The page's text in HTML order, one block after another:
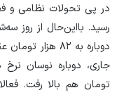
رسید. بااین‌حال از روز
دوباره به ۸۲
تومان هم بالا رفت.